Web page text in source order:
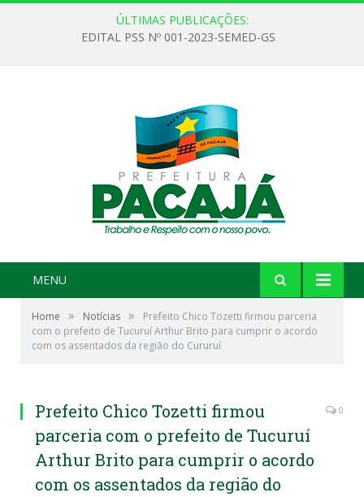
ÚLTIMAS PUBLICAÇÕES:
EDITAL PSS Nº 001-2023-SEMED-GS
MENU
Home » Notícias »
Prefeito Chico Tozetti firmou parceria
com o prefeito de Tucuruí Arthur Brito para cumprir o acordo
com os assentados da região do Cururuí
Prefeito Chico Tozetti firmou
parceria com o prefeito de Tucuruí
Arthur Brito para cumprir o acordo
com os assentados da região do
0